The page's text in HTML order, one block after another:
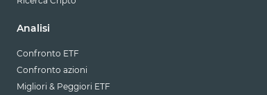
Analisi
Confronto ETF
Confronto azioni
Migliori & Peggiori ETF